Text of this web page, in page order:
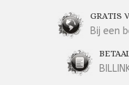
GRATIS
Bij een